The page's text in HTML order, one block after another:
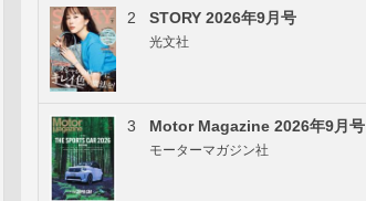
2 STORY 2026年9月号
光文社
3 Motor Magazine 2026年9月号
モーターマガジン社